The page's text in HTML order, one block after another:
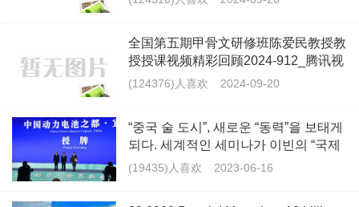
全国第五期甲骨文研修班陈爱民教授教
授授课视频精彩回顾2024-912_腾讯视
频 (qq.com)
(124376)人喜欢 2024-09-20
“중국 술 도시”, 새로운 “동력”을 보태게
되다. 세계적인 세미나가 이빈의 “국제
화”를 조력하다.
(19435)人喜欢 2023-06-16